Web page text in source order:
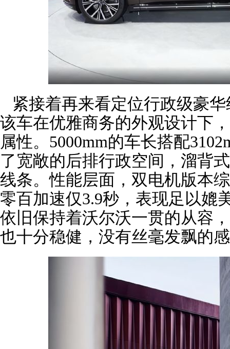
紧接着再来看定位行政级豪
该车在优雅商务的外观设计下
属性。5000mm的车长搭配
了宽敞的后排行政空间，溜背
线条。性能层面，双电机版本
零百加速仅3.9秒，表现足以媲
依旧保持着沃尔沃一贯的从容
也十分稳健，没有丝毫发飘的